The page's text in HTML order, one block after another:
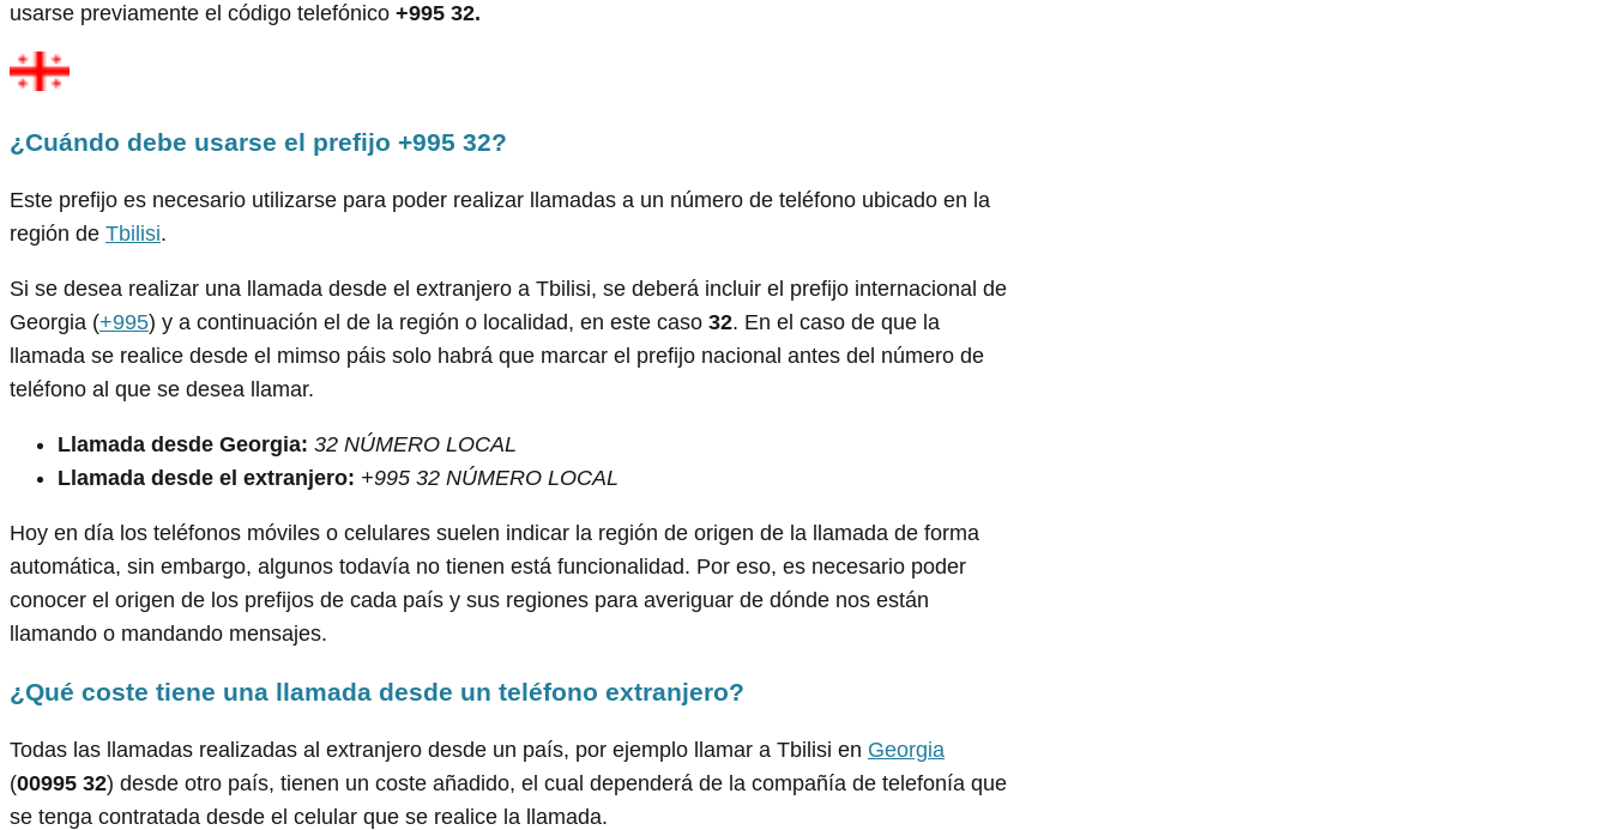
usarse previamente el código telefónico +995 32.
¿Cuándo debe usarse el prefijo +995 32?
Este prefijo es necesario utilizarse para poder realizar llamadas a un número de teléfono ubicado en la
región de Tbilisi.
Si se desea realizar una llamada desde el extranjero a Tbilisi, se deberá incluir el prefijo internacional de
Georgia (+995) y a continuación el de la región o localidad, en este caso 32. En el caso de que la
llamada se realice desde el mimso páis solo habrá que marcar el prefijo nacional antes del número de
teléfono al que se desea llamar.
Llamada desde Georgia: 32 NÚMERO LOCAL
Llamada desde el extranjero: +995 32 NÚMERO LOCAL
Hoy en día los teléfonos móviles o celulares suelen indicar la región de origen de la llamada de forma
automática, sin embargo, algunos todavía no tienen está funcionalidad. Por eso, es necesario poder
conocer el origen de los prefijos de cada país y sus regiones para averiguar de dónde nos están
llamando o mandando mensajes.
¿Qué coste tiene una llamada desde un teléfono extranjero?
Todas las llamadas realizadas al extranjero desde un país, por ejemplo llamar a Tbilisi en Georgia
(00995 32) desde otro país, tienen un coste añadido, el cual dependerá de la compañía de telefonía que
se tenga contratada desde el celular que se realice la llamada.